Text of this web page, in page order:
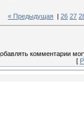
« Предыдущая 26 27
комментарии
[